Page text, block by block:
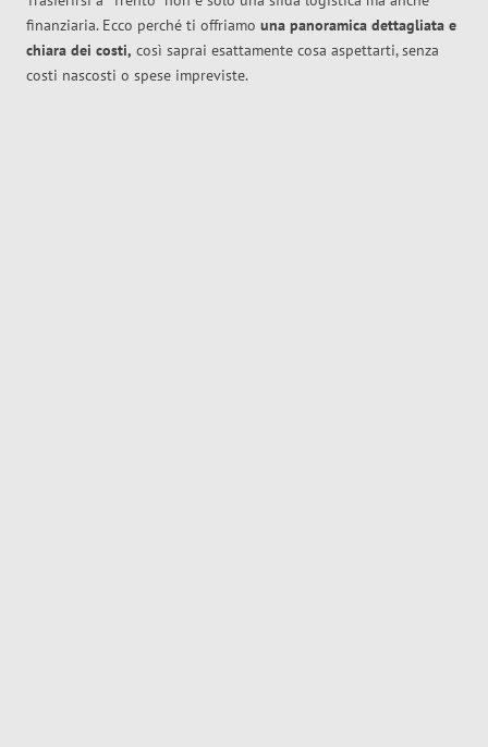
finanziaria. Ecco perché ti offriamo una panoramica dettagliata e
chiara dei costi, così saprai esattamente cosa aspettarti, senza
costi nascosti o spese impreviste.